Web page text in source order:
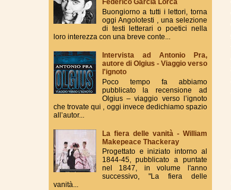
Federico García Lorca
Buongiorno a tutti i lettori, torna
oggi Angolotesti , una selezione
di testi letterari o poetici nella
loro interezza con una breve conte...
Intervista ad Antonio Pra,
autore di Olgius - Viaggio verso
l'ignoto
Poco tempo fa abbiamo
pubblicato la recensione ad
Olgius – viaggio verso l’ignoto
che trovate qui , oggi invece dedichiamo spazio
all’autor...
La fiera delle vanità - William
Makepeace Thackeray
Progettato e iniziato intorno al
1844-45, pubblicato a puntate
nel 1847, in volume l'anno
successivo, "La fiera delle
vanità...